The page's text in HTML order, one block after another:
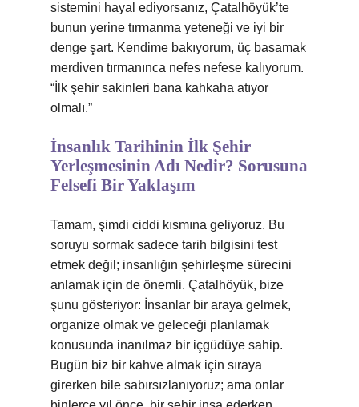
sistemini hayal ediyorsanız, Çatalhöyük’te
bunun yerine tırmanma yeteneği ve iyi bir
denge şart. Kendime bakıyorum, üç basamak
merdiven tırmanınca nefes nefese kalıyorum.
“İlk şehir sakinleri bana kahkaha atıyor
olmalı.”
İnsanlık Tarihinin İlk Şehir
Yerleşmesinin Adı Nedir? Sorusuna
Felsefi Bir Yaklaşım
Tamam, şimdi ciddi kısmına geliyoruz. Bu
soruyu sormak sadece tarih bilgisini test
etmek değil; insanlığın şehirleşme sürecini
anlamak için de önemli. Çatalhöyük, bize
şunu gösteriyor: İnsanlar bir araya gelmek,
organize olmak ve geleceği planlamak
konusunda inanılmaz bir içgüdüye sahip.
Bugün biz bir kahve almak için sıraya
girerken bile sabırsızlanıyoruz; ama onlar